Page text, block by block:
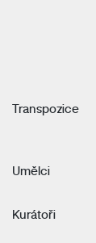
Transpozice
Umělci
Kurátoři